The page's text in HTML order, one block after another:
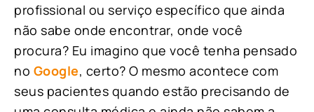
profissional ou serviço específico que ainda
não sabe onde encontrar, onde você
procura? Eu imagino que você tenha pensado
no Google, certo? O mesmo acontece com
seus pacientes quando estão precisando de